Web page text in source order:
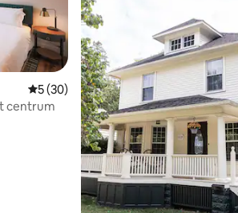
Gemiddelde beoordeling van 5 op 5,
5 (30)
centrum